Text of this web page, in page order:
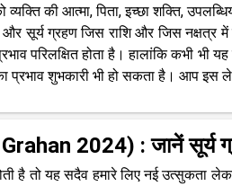
की आत्मा, पिता, इच्छा शक्ति,
सूर्य ग्रहण जिस राशि और जिस
परिलक्षित होता है। हालांकि कभी भी यह
प्रभाव शुभकारी भी हो सकता है। आप इस
2024) : जानें सूर्य
है तो यह सदैव हमारे लिए नई उत्सुकता